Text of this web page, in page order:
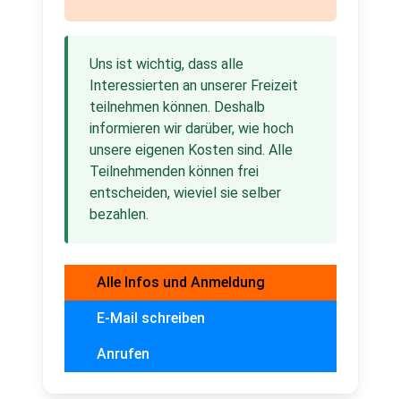
Uns ist wichtig, dass alle
Interessierten an unserer Freizeit
teilnehmen können. Deshalb
informieren wir darüber, wie hoch
unsere eigenen Kosten sind. Alle
Teilnehmenden können frei
entscheiden, wieviel sie selber
bezahlen.
Alle Infos und Anmeldung
E-Mail schreiben
Anrufen